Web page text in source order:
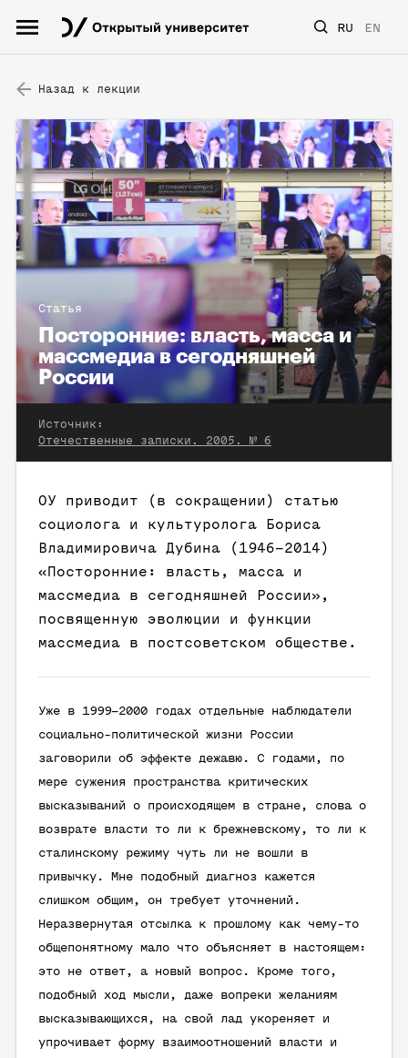
RU EN
Назад к лекции
Статья
Посторонние: власть, масса и
массмедиа в сегодняшней
России
Источник:
Отечественные записки. 2005. № 6
ОУ приводит (в сокращении) статью
социолога и культуролога Бориса
Владимировича Дубина (1946–2014)
«Посторонние: власть, масса и
массмедиа в сегодняшней России»,
посвященную эволюции и функции
массмедиа в постсоветском обществе.
Уже в 1999–2000 годах отдельные наблюдатели
социально-политической жизни России
заговорили об эффекте дежавю. С годами, по
мере сужения пространства критических
высказываний о происходящем в стране, слова о
возврате власти то ли к брежневскому, то ли к
сталинскому режиму чуть ли не вошли в
привычку. Мне подобный диагноз кажется
слишком общим, он требует уточнений.
Неразвернутая отсылка к прошлому как чему-то
общепонятному мало что объясняет в настоящем:
это не ответ, а новый вопрос. Кроме того,
подобный ход мысли, даже вопреки желаниям
высказывающихся, на свой лад укореняет и
упрочивает форму взаимоотношений власти и